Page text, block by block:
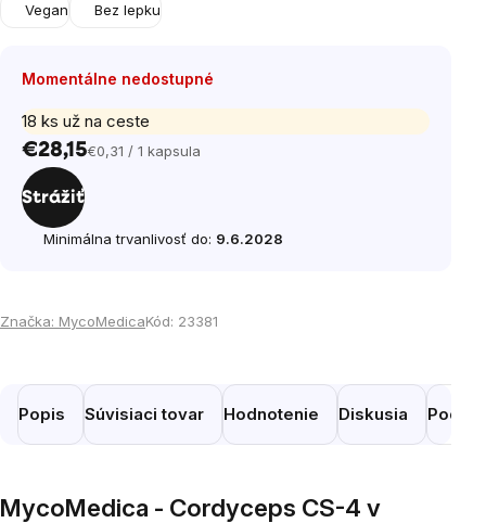
Vegan Bez lepku
Momentálne nedostupné
18 ks už na ceste
€28,15Jednotková
€0,31 / 1 kapsula
Strážiť
Minimálna trvanlivosť do: 9.6.2028
Značka: MycoMedicaKód: 23381
Popis Súvisiaci tovar Hodnotenie Diskusia
MycoMedica - Cordyceps CS-4 v